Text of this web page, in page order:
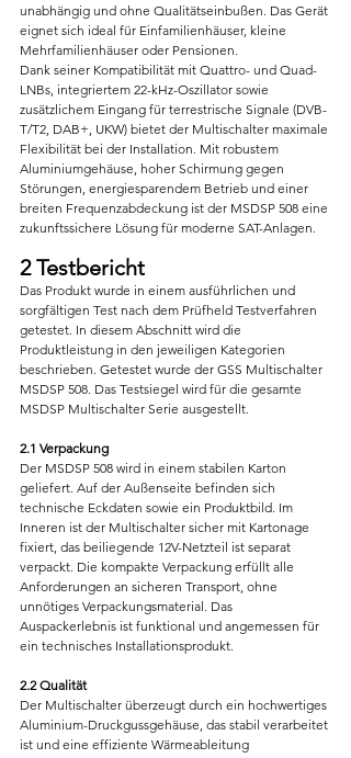
unabhängig und ohne Qualitätseinbußen. Das Gerät
eignet sich ideal für Einfamilienhäuser, kleine
Mehrfamilienhäuser oder Pensionen.
Dank seiner Kompatibilität mit Quattro- und Quad-
LNBs, integriertem 22-kHz-Oszillator sowie
zusätzlichem Eingang für terrestrische Signale (DVB-
T/T2, DAB+, UKW) bietet der Multischalter maximale
Flexibilität bei der Installation. Mit robustem
Aluminiumgehäuse, hoher Schirmung gegen
Störungen, energiesparendem Betrieb und einer
breiten Frequenzabdeckung ist der MSDSP 508 eine
zukunftssichere Lösung für moderne SAT-Anlagen.
2 Testbericht
Das Produkt wurde in einem ausführlichen und
sorgfältigen Test nach dem Prüfheld Testverfahren
getestet. In diesem Abschnitt wird die
Produktleistung in den jeweiligen Kategorien
beschrieben. Getestet wurde der GSS Multischalter
MSDSP 508. Das Testsiegel wird für die gesamte
MSDSP Multischalter Serie ausgestellt.
2.1 Verpackung
Der MSDSP 508 wird in einem stabilen Karton
geliefert. Auf der Außenseite befinden sich
technische Eckdaten sowie ein Produktbild. Im
Inneren ist der Multischalter sicher mit Kartonage
fixiert, das beiliegende 12V-Netzteil ist separat
verpackt. Die kompakte Verpackung erfüllt alle
Anforderungen an sicheren Transport, ohne
unnötiges Verpackungsmaterial. Das
Auspackerlebnis ist funktional und angemessen für
ein technisches Installationsprodukt.
2.2 Qualität
Der Multischalter überzeugt durch ein hochwertiges
Aluminium-Druckgussgehäuse, das stabil verarbeitet
ist und eine effiziente Wärmeableitung